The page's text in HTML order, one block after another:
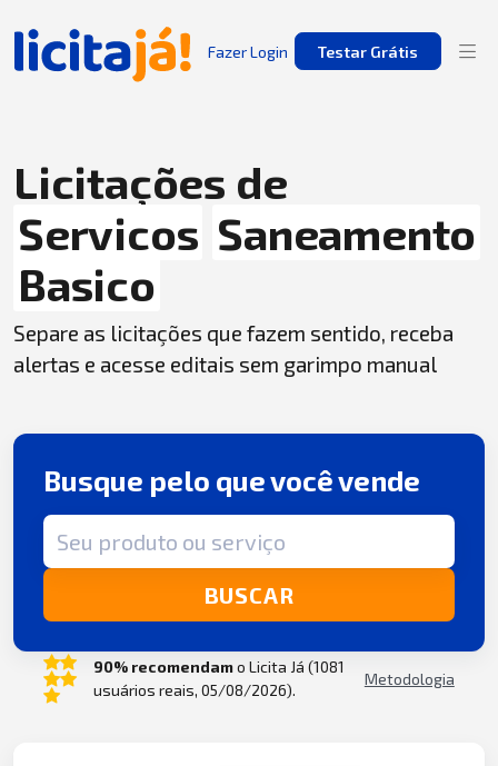
Fazer Login Testar Grátis
Licitações de
Servicos Saneamento
Basico
Separe as licitações que fazem sentido, receba
alertas e acesse editais sem garimpo manual
Busque pelo que você vende
Termo de busca
BUSCAR
90% recomendamo Licita Já (1081
usuários reais, 05/08/2026).
Metodologia